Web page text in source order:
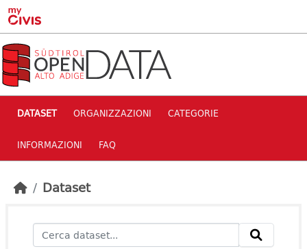
Skip to main content
DATASET ORGANIZZAZIONI CATEGORIE
INFORMAZIONI FAQ
Dataset